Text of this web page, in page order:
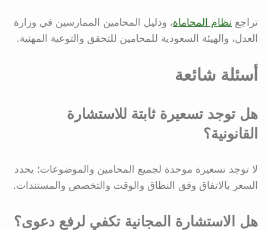
تراجع نظام المحاماة، ودليل المحامين الممارسين في وزارة
العدل، والهيئة السعودية للمحامين للتحقق والتوعية المهنية.
أسئلة شائعة
هل توجد تسعيرة ثابتة للاستشارة
القانونية؟
لا توجد تسعيرة موحدة لجميع المحامين والموضوعات؛ يحدد
السعر بالاتفاق وفق النطاق والوقت والتخصص والمستندات.
هل الاستشارة المجانية تكفي لرفع دعوى؟